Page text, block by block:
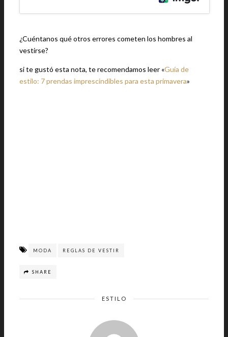
¿Cuéntanos qué otros errores cometen los hombres al
vestirse?
si te gustó esta nota, te recomendamos leer «Guía de
estilo: 7 prendas imprescindibles para esta primavera»
MODA REGLAS DE VESTIR
SHARE
ESTILO